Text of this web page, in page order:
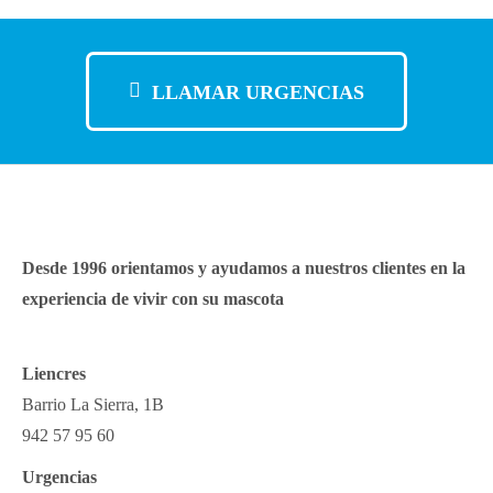
LLAMAR URGENCIAS
Desde 1996 orientamos y ayudamos a nuestros clientes en la
experiencia de vivir con su mascota
Liencres
Barrio La Sierra, 1B
942 57 95 60
Urgencias